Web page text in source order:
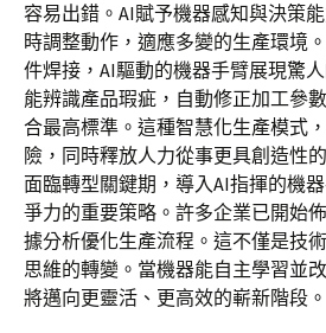
容易出錯。AI賦予機器感知與決策
時調整動作，適應多變的生產環境
件焊接，AI驅動的機器手臂展現驚
能辨識產品瑕疵，自動修正加工參
合最高標準。這種智慧化生產模式
險，同時釋放人力從事更具創造性
面臨轉型關鍵期，導入AI指揮的機
爭力的重要策略。許多企業已開始
據分析優化生產流程。這不僅是技
思維的轉變。當機器能自主學習並
將邁向更靈活、更高效的嶄新階段。